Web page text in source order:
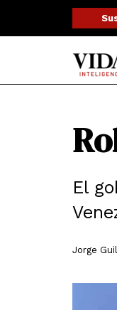
contenido
El
Jorge